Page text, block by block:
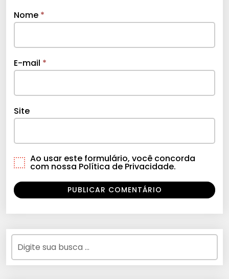
Nome *
E-mail *
Site
Ao usar este formulário, você concorda
com nossa Política de Privacidade.